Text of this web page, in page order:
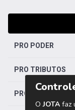
PRO PODER
PRO TRIBUTOS
PRO TRABALHISTA